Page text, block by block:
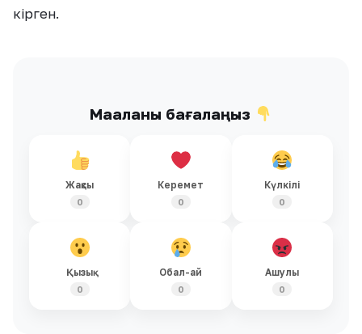
кірген.
Мақаланы бағалаңыз
Жақсы
0
Керемет
0
Күлкілі
0
Қызық
0
Обал-ай
0
Ашулы
0